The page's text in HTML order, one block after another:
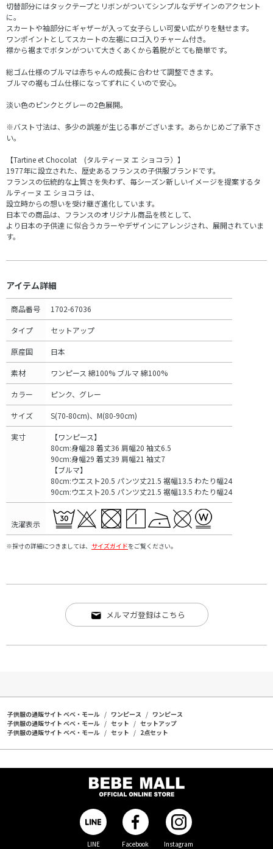
切替部分にはタックテープとリボンがついてシンプルなデザインのアクセント
に。
スカートや袖部分にギャザーが入って女子らしい可愛い広がりを魅せます。
ワンポイントとしてスカートの左裾にロゴ入りチャーム付き。
襟から裾までボタンがついて大きくあくから着脱がとても簡単です。
総ゴム仕様のブルマは赤ちゃんの成長に合わせて調整できます。
ブルマの裾もゴム仕様になってずれにくいので安心。
淡い色のピンクとグレーの2色展開。
※バスト寸法は、多少の誤差が生じる事がございます。あらかじめご了承下さ
い。
【Tartine et Chocolat (タルティーヌ エ ショコラ）】
1977年に設立された、歴史あるフランスの子供服ブランドです。
フランスの伝統的な上質さを失わず、毎シーズン新しいイメージを提案するタ
ルティーヌ エ ショコラ は、
設立時からの想いを受け継ぎ進化しています。
日本での商品は、フランスのオリジナル商品を核として、
より日本の子供達 に似合うカラーやデザインにアレンジされ、展開されていま
す。
アイテム詳細
商品番号 1702-67036
タイプ セットアップ
原産国 日本
素材 ワンピース 綿100% ブルマ 綿100%
カラー ピンク、グレー
サイズ S(70-80cm)、M(80-90cm)
実寸
【ワンピース】
80cm:身幅28 着丈36 肩幅20 袖丈6.5
90cm:身幅29 着丈39 肩幅21 袖丈7
【ブルマ】
80cm:ウエスト20.5 パンツ丈21.5 裾幅13.5 わたり幅24
90cm:ウエスト20.5 パンツ丈21.5 裾幅13.5 わたり幅24
洗濯表示
※採寸の詳細につきましては、 サイズガイドをご覧ください。
メルマガ登録はこちら
子供服の通販サイト ベベ・モール ワンピース
ワンピース
子供服の通販サイト ベベ・モール
セット
セットアップ
子供服の通販サイト ベベ・モール
セット 2点セット
LINE Facebook Instagram